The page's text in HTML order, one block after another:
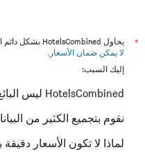
*
يحاول HotelsCombined بشكل دائم الحصول على الأسعار الدقيقة، ولكن
لا يمكن ضمان الأسعار .
إليك السبب:
HotelsCombined ليس البائع
نقوم بتجميع الكثير من
لماذا لا تكون الأسعار دقيقة